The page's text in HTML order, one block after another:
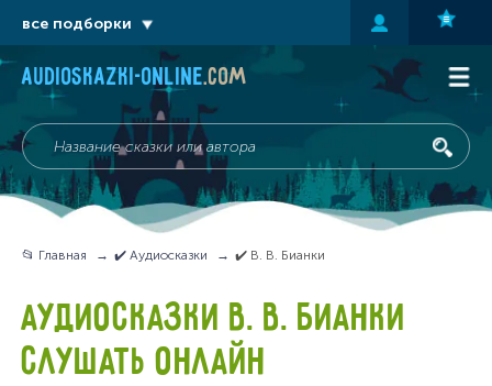
audioskazki-online.com
📂 Главная ✔️ Аудиосказки ✔️ В. В. Бианки
АУДИОСКАЗКИ В. В. БИАНКИ
СЛУШАТЬ ОНЛАЙН
все подборки